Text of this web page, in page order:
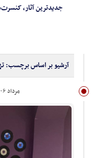
جدید‌ترین آثار،
آرشیو بر اساس برچسب:
مرداد ۰۶, ۱۴۰۴